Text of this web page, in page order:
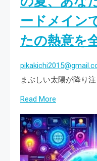
相
談
会
4
次
請】
診
断！
ム
ム
ー
イ
ン
の
ードメイン
たの熱意を
まぶしい太陽が降り
Read More
more
about
夏
空